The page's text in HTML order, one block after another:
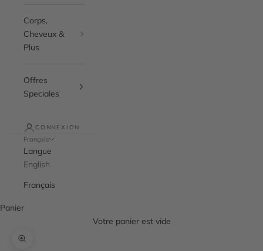
Corps,
Cheveux &
Plus
Offres
Speciales
CONNEXION
Français
Langue
English
Français
Panier
Votre panier est vide
Zoomer sur l'image